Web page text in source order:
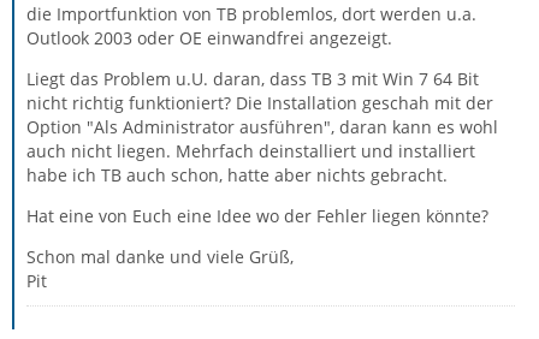
die Importfunktion von TB problemlos, dort werden u.a.
Outlook 2003 oder OE einwandfrei angezeigt.
Liegt das Problem u.U. daran, dass TB 3 mit Win 7 64 Bit
nicht richtig funktioniert? Die Installation geschah mit der
Option "Als Administrator ausführen", daran kann es wohl
auch nicht liegen. Mehrfach deinstalliert und installiert
habe ich TB auch schon, hatte aber nichts gebracht.
Hat eine von Euch eine Idee wo der Fehler liegen könnte?
Schon mal danke und viele Grüß,
Pit